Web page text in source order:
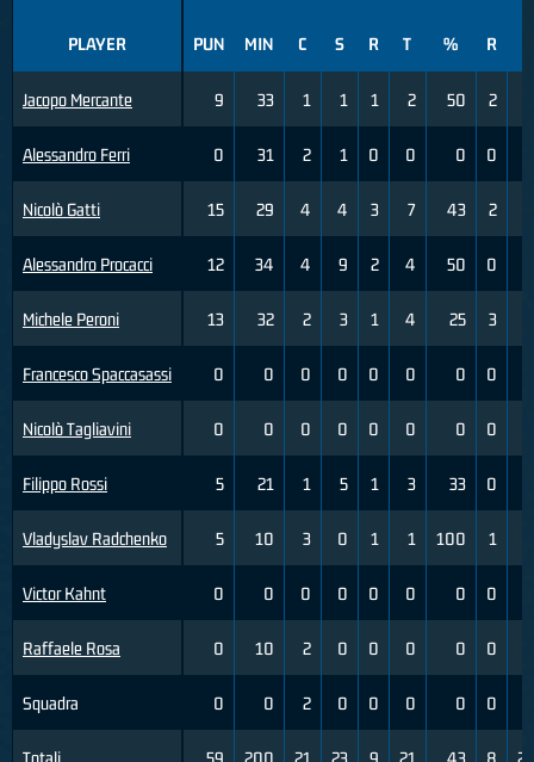
PLAYER
Jacopo Mercante
Alessandro Ferri
Nicolò Gatti
Alessandro Procacci
Michele Peroni
Francesco Spaccasassi
Nicolò Tagliavini
Filippo Rossi
Vladyslav Radchenko
Victor Kahnt
Raffaele Rosa
Squadra
PUN MIN C S R T % R
9 33 1 1 1 2 50 2
0 31 2 1 0 0 0 0
15 29 4 4 3 7 43 2
12 34 4 9 2 4 50 0
13 32 2 3 1 4 25 3
0 0 0 0 0 0 0 0
0 0 0 0 0 0 0 0
5 21 1 5 1 3 33 0
5 10 3 0 1 1 100 1
0 0 0 0 0 0 0 0
0 10 2 0 0 0 0 0
0 0 2 0 0 0 0 0